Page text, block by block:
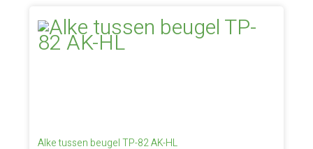
Alke tussen beugel TP-82 AK-HL